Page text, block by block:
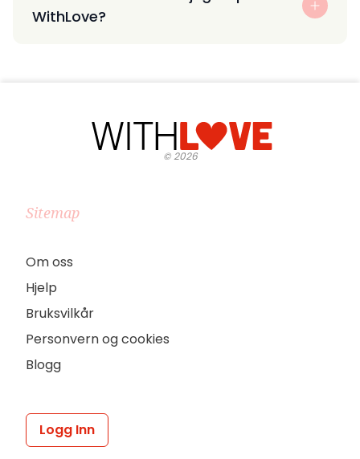
WithLove?
©2026
Sitemap
Om oss
Hjelp
Bruksvilkår
Personvern og cookies
Blogg
Logg Inn